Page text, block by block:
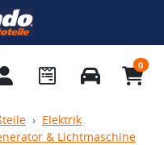
0
Elektrik
& Lichtmaschine